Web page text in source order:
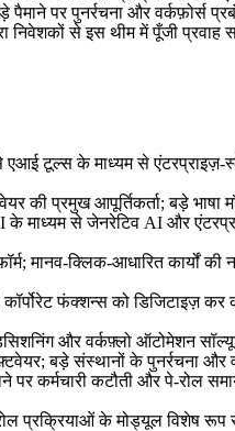
पर पुनर्रचना और वर्कफ़ोर्स
से इस थीम में पूँजी प्रवाह
टूल्स के माध्यम से एंटरप्राइज़-
की प्रमुख आपूर्तिकर्ता; बड़े
माध्यम से जेनरेटिव AI और
मानव-क्लिक-आधारित कार्यों
फंक्शन्स को डिजिटाइज़ कर
और वर्कफ़्लो ऑटोमेशन
बड़े संस्थानों के पुनर्रचना
कर्मचारी कटौती और पे-रोल
प्रक्रियाओं के मोड्यूल विशेष रूप